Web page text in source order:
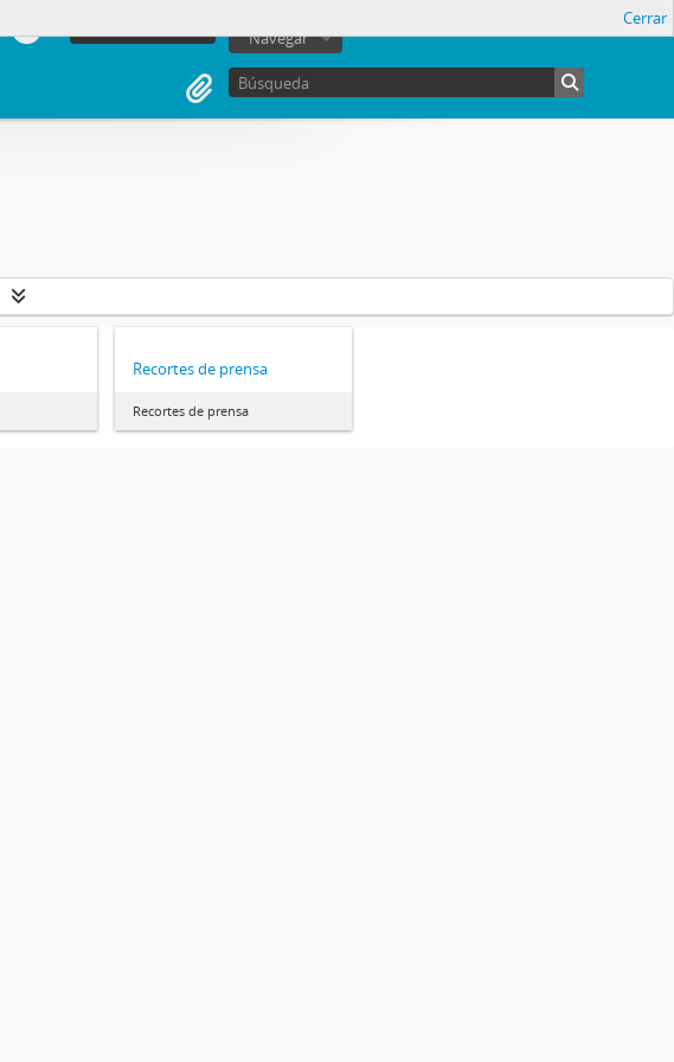
Navegar
Cerrar
Recortes de prensa
Recortes de prensa